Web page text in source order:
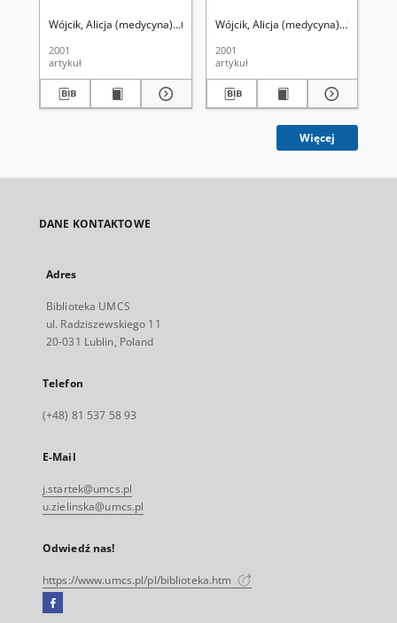
Wójcik, Alicja (medycyna). Czarnopyś, Marzena. Sieklucka-Dziuba,
2001
artykuł
Wójcik, Alicja (medycyna). Sudół,
2001
artykuł
Więcej
DANE KONTAKTOWE
Adres
Biblioteka UMCS
ul. Radziszewskiego 11
20-031 Lublin, Poland
Telefon
(+48) 81 537 58 93
E-Mail
j.startek@umcs.pl
u.zielinska@umcs.pl
Odwiedź nas!
https://www.umcs.pl/pl/biblioteka.htm
Facebook